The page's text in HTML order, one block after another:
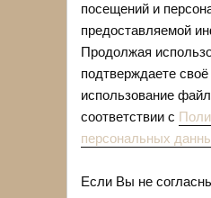
Легочный
Купить путевку в
Лечение
Лечение
посещений и
предоставляемой
Продолжая
подтверждаете
использование
соответствии с
персональных
Если Вы не